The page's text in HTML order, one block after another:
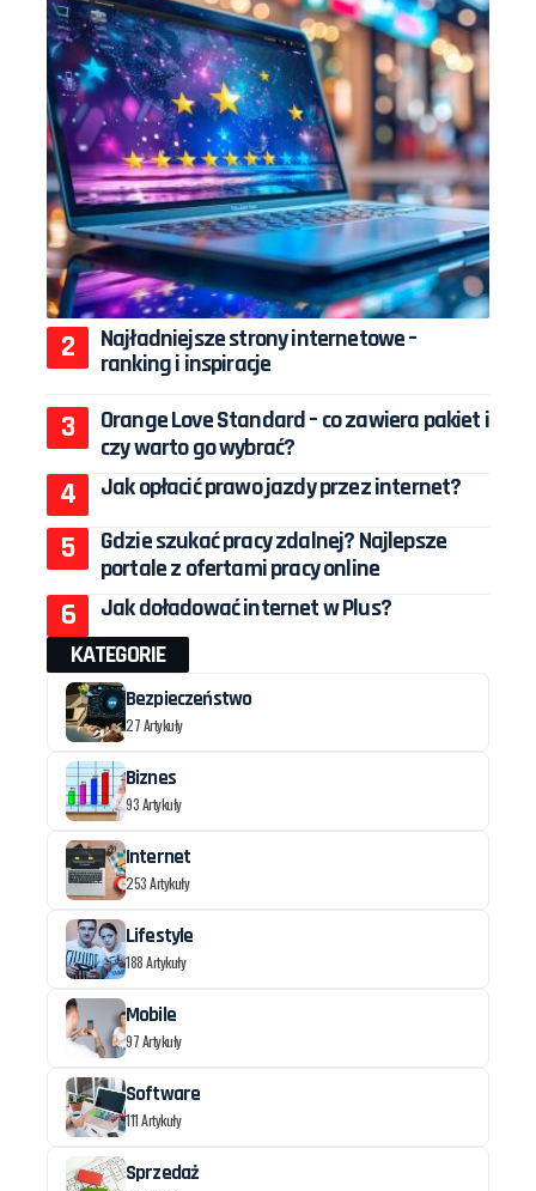
Najładniejsze strony internetowe –
ranking i inspiracje
Orange Love Standard – co zawiera pakiet i
czy warto go wybrać?
Jak opłacić prawo jazdy przez internet?
Gdzie szukać pracy zdalnej? Najlepsze
portale z ofertami pracy online
Jak doładować internet w Plus?
KATEGORIE
Bezpieczeństwo
27 Artykuły
Biznes
93 Artykuły
Internet
253 Artykuły
Lifestyle
188 Artykuły
Mobile
97 Artykuły
Software
111 Artykuły
Sprzedaż